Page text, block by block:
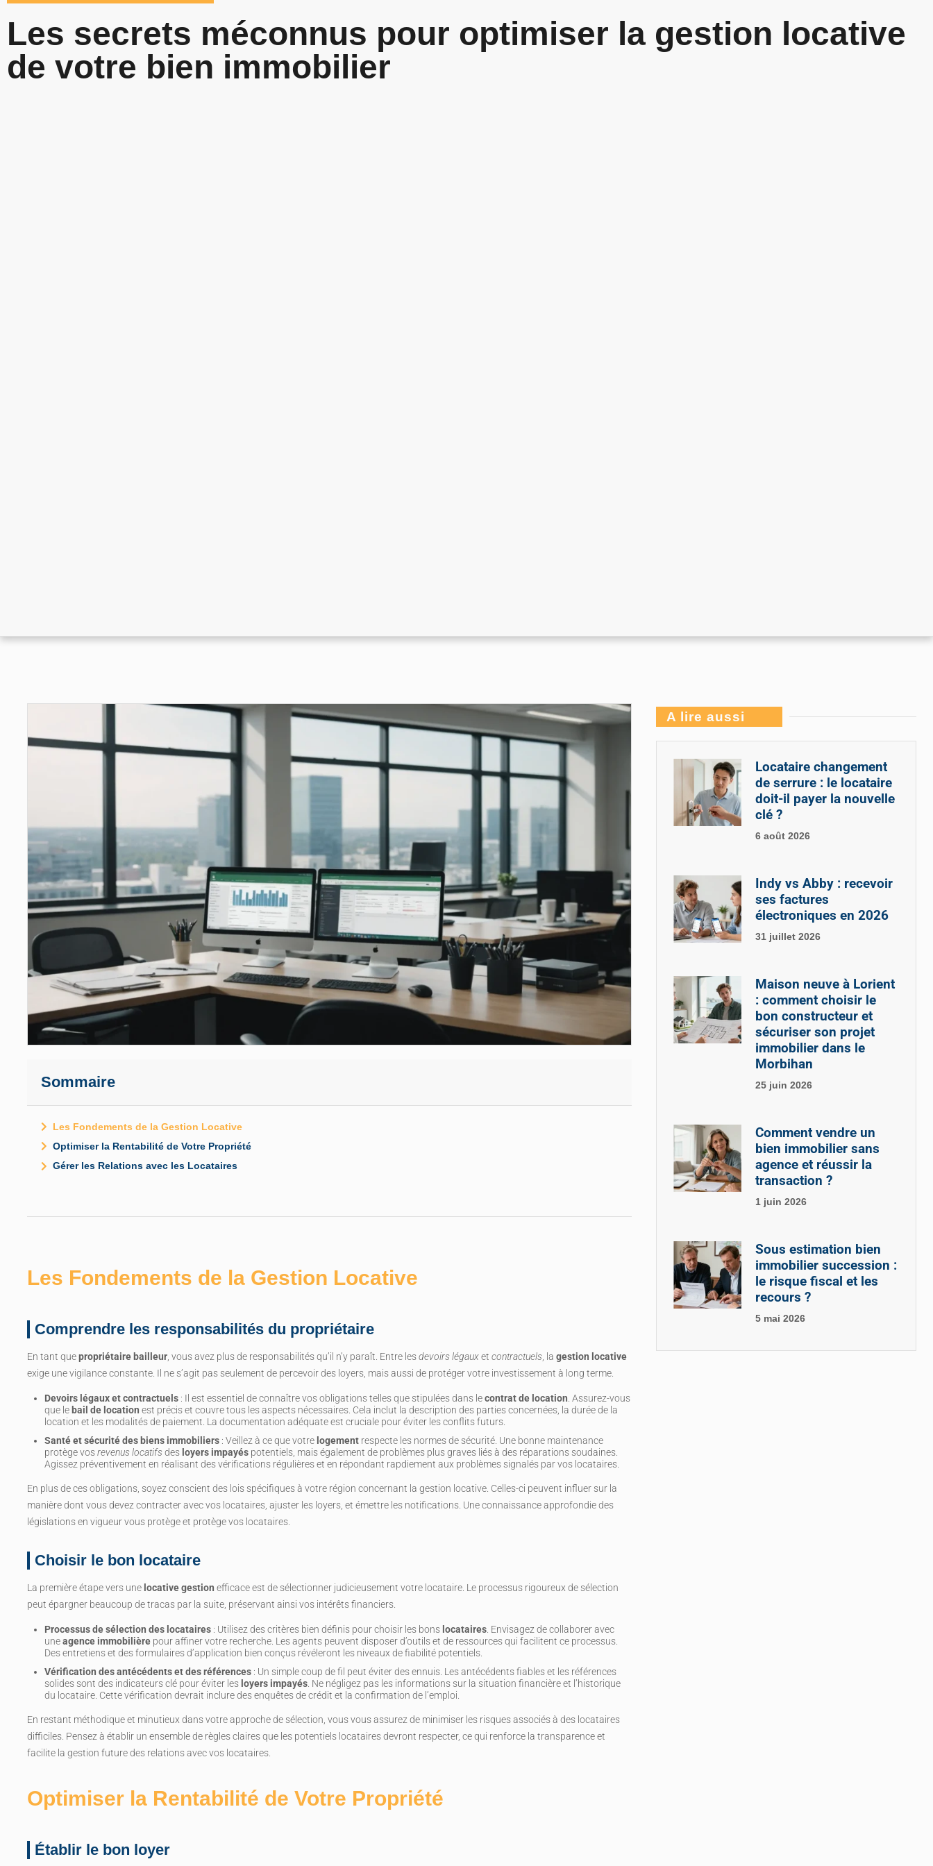
Les secrets méconnus pour optimiser la gestion locative
de votre bien immobilier
Sommaire
Les Fondements de la Gestion Locative
Optimiser la Rentabilité de Votre Propriété
Gérer les Relations avec les Locataires
Les Fondements de la Gestion Locative
Comprendre les responsabilités du propriétaire
En tant quepropriétaire bailleur, vous avez plus de responsabilités qu’il n’y paraît. Entre lesdevoirs légauxetcontractuels, lagestion locative
exige une vigilance constante. Il ne s’agit pas seulement de percevoir des loyers, mais aussi de protéger votre investissement à long terme.
Devoirs légaux et contractuels : Il est essentiel de connaître vos obligations telles que stipulées dans lecontrat de location. Assurez-vous
que le bail de location est précis et couvre tous les aspects nécessaires. Cela inclut la description des parties concernées, la durée de la
location et les modalités de paiement. La documentation adéquate est cruciale pour éviter les conflits futurs.
Santé et sécurité des biens immobiliers : Veillez à ce que votre logement respecte les normes de sécurité. Une bonne maintenance
protège vosrevenus locatifsdes loyers impayés potentiels, mais également de problèmes plus graves liés à des réparations soudaines.
Agissez préventivement en réalisant des vérifications régulières et en répondant rapdiement aux problèmes signalés par vos locataires.
En plus de ces obligations, soyez conscient des lois spécifiques à votre région concernant la gestion locative. Celles-ci peuvent influer sur la
manière dont vous devez contracter avec vos locataires, ajuster les loyers, et émettre les notifications. Une connaissance approfondie des
législations en vigueur vous protège et protège vos locataires.
Choisir le bon locataire
La première étape vers une locative gestion efficace est de sélectionner judicieusement votre locataire. Le processus rigoureux de sélection
peut épargner beaucoup de tracas par la suite, préservant ainsi vos intérêts financiers.
Processus de sélection des locataires : Utilisez des critères bien définis pour choisir les bons locataires. Envisagez de collaborer avec
uneagence immobilière pour affiner votre recherche. Les agents peuvent disposer d’outils et de ressources qui facilitent ce processus.
Des entretiens et des formulaires d’application bien conçus révéleront les niveaux de fiabilité potentiels.
Vérification des antécédents et des références : Un simple coup de fil peut éviter des ennuis. Les antécédents fiables et les références
solides sont des indicateurs clé pour éviter les loyers impayés. Ne négligez pas les informations sur la situation financière et l’historique
du locataire. Cette vérification devrait inclure des enquêtes de crédit et la confirmation de l’emploi.
En restant méthodique et minutieux dans votre approche de sélection, vous vous assurez de minimiser les risques associés à des locataires
difficiles. Pensez à établir un ensemble de règles claires que les potentiels locataires devront respecter, ce qui renforce la transparence et
facilite la gestion future des relations avec vos locataires.
Optimiser la Rentabilité de Votre Propriété
Établir le bon loyer
A lire aussi
Locataire changement
de serrure : le locataire
doit-il payer la nouvelle
clé ?
6 août 2026
Indy vs Abby : recevoir
ses factures
électroniques en 2026
31 juillet 2026
Maison neuve à Lorient
: comment choisir le
bon constructeur et
sécuriser son projet
immobilier dans le
Morbihan
25 juin 2026
Comment vendre un
bien immobilier sans
agence et réussir la
transaction ?
1 juin 2026
Sous estimation bien
immobilier succession :
le risque fiscal et les
recours ?
5 mai 2026